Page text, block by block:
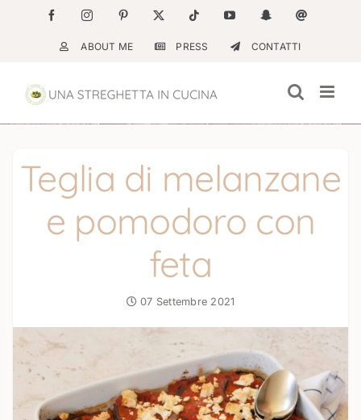
contenuto
FacebookInstagramPinterest Tiktok YouTubeSnapchatEmail
ABOUT ME PRESS CONTATTI
Teglia di melanzane
e pomodoro con
feta
07 Settembre 2021